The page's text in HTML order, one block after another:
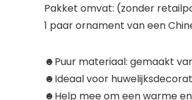
Pakket omvat: (zonder
1 paar ornament van een
☻Puur materiaal: gemaakt
☻Ideaal voor
☻Help mee om een warme